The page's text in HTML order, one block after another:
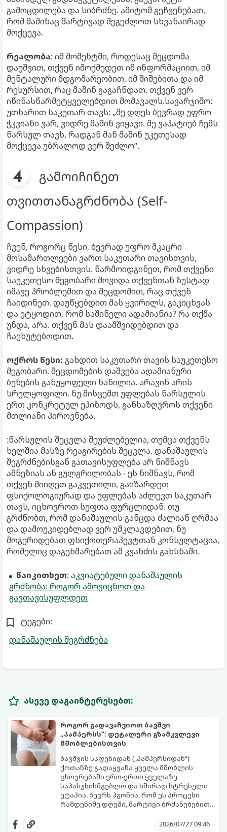
გამოცდილება და სიბრძნე. ამიტომ გეჩვენებათ,
რომ მაშინაც მარტივად შეგეძლოთ სხვანაირად
მოქცევა.
რეალობა: იმ მომენტში, როდესაც შეცდომა
დაუშვით, თქვენ იმოქმედეთ იმ ინფორმაციით, იმ
მენტალური მდგომარეობით, იმ შიშებითა და იმ
რესურსით, რაც მაშინ გაგაჩნდათ. თქვენ ვერ
იწინასწარმეტყველებდით მომავალს.სავარჯიშო:
უთხარით საკუთარ თავს: „მე დღეს ბევრად უფრო
ჭკვიანი ვარ, ვიდრე მაშინ ვიყავი. მე ვაპატიებ ჩემს
წარსულ თავს, რადგან მან მაშინ უკეთესად
მოქცევა უბრალოდ ვერ შეძლო“.
გამოიჩინეთ
თვითთანაგრძნობა (Self-
Compassion)
ჩვენ, როგორც წესი, ბევრად უფრო მკაცრი
მოსამართლეები ვართ საკუთარი თავისთვის,
ვიდრე სხვებისთვის. წარმოიდგინეთ, რომ თქვენი
საუკეთესო მეგობარი მოვიდა თქვენთან ზუსტად
იმავე პრობლემით და შეცდომით, რაც თქვენ
ჩაიდინეთ. დაუწყებდით მას ყვირილს, გაკიცხვას
და ეტყოდით, რომ საშინელი ადამიანია? რა თქმა
უნდა, არა. თქვენ მას დაამშვიდებდით და
ჩაეხუტებოდით.
ოქროს წესი: გახდით საკუთარი თავის საუკეთესო
მეგობარი. შეცდომების დაშვება ადამიანური
ბუნების განუყოფელი ნაწილია. არავინ არის
სრულყოფილი. ნუ მისცემთ უფლებას წარსულის
ერთ კონკრეტულ ეპიზოდს, განსაზღვროს თქვენი
მთლიანი პიროვნება.
:წარსულის შეცვლა შეუძლებელია, თუმცა თქვენს
ხელშია მასზე რეაგირების შეცვლა. დანაშაულის
შეგრძნებისგან გათავისუფლება არ ნიშნავს
ამნეზიას ან გულგრილობას - ეს ნიშნავს, რომ
თქვენ მიიღეთ გაკვეთილი, გაიზარდეთ
ფსიქოლოგიურად და უფლებას აძლევთ საკუთარ
თავს, იცხოვროთ სუფთა ფურცლიდან. თუ
გრძნობთ, რომ დანაშაულის განცდა ძალიან ღრმაა
და დამოუკიდებლად ვერ უმკლავდებით, ნუ
მოგერიდებათ ფსიქოთერაპევტთან კონსულტაცია,
რომელიც დაგეხმარებათ ამ კვანძის გახსნაში.
წაიკითხეთ: აკვიატებული დანაშაულის
გრძნობა: როგორ ამოვიცნოთ და
გავთავისუფლდეთ
ტეგები:
დანაშაულის შეგრძნება
ასევე დაგაინტერესებთ:
როგორ გადავაჩვიოთ ბავშვი
„პამპერსს“: დეტალური გზამკვლევი
მშობლებისთვის
ბავშვის საფენიდან („პამპერსიდან“)
ქოთანზე გადაყვანა ყველა მშობლის
ცხოვრებაში ერთ-ერთი ყველაზე
საპასუხისმგებლო და ხშირად სტრესული
ეტაპია. ბევრს ჰგონია, რომ ეს პროცესი
რამდენიმე დღეში, მარტივი ბრძანებებით
ფიზიოლოგიური და ფსიქოლოგიური
როგორ გახადოთ ეს პროცესი2026/07/27 09:46